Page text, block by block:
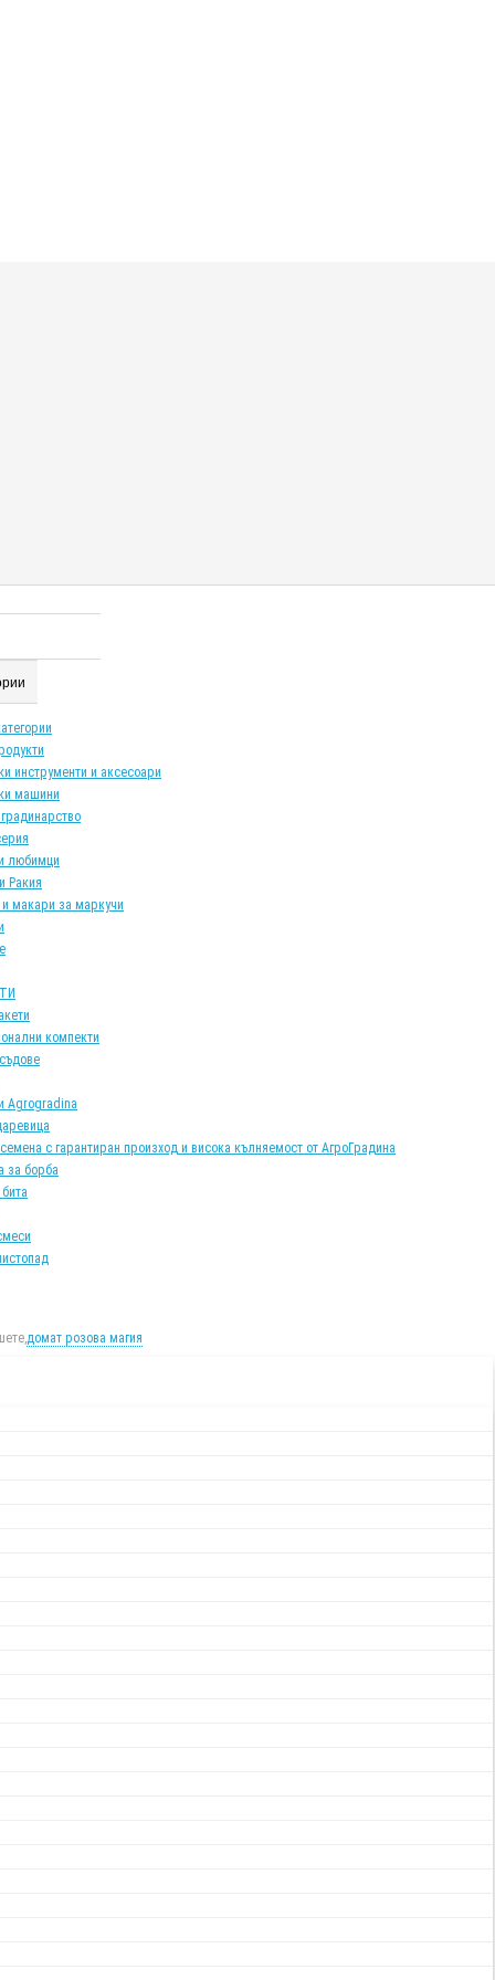
инструменти и аксесоари
машини
любимци
Ракия
и макари за маркучи
компекти
Agrogradina
с гарантиран произход и висока кълняемост от АгроГрадина
за борба
домат розова магия